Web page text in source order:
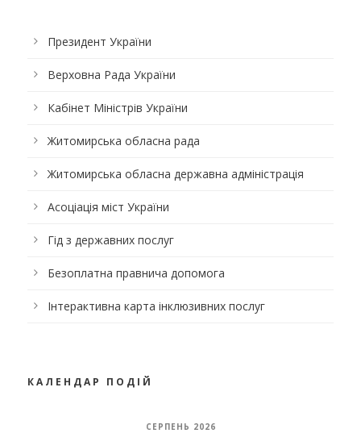
Президент України
Верховна Рада України
Кабінет Міністрів України
Житомирська обласна рада
Житомирська обласна державна адміністрація
Асоціація міст України
Гід з державних послуг
Безоплатна правнича допомога
Інтерактивна карта інклюзивних послуг
КАЛЕНДАР ПОДІЙ
СЕРПЕНЬ 2026